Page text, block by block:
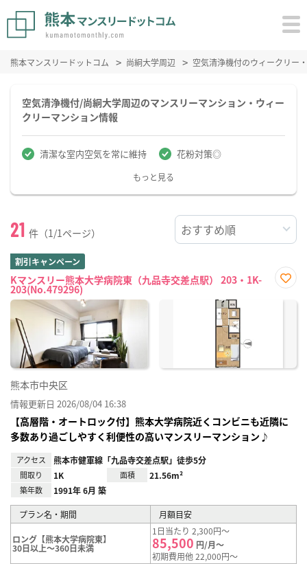
熊本マンスリードットコム 尚絅大学周辺 空気清浄機付のウィークリー
空気清浄機付/尚絅大学周辺のマンスリーマンション・ウィー
クリーマンション情報
清潔な室内空気を常に維持 花粉対策◎
もっと見る
21 件（1/1ページ）
割引キャンペーン
Kマンスリー熊本大学病院東（九品寺交差点駅） 203・1K-
203(No.479296)
に入
熊本市中央区
情報更新日 2026/08/04 16:38
【高層階・オートロック付】熊本大学病院近くコンビニも近隣に
多数あり過ごしやすく利便性の高いマンスリーマンション♪
アクセス 熊本市健軍線「九品寺交差点駅」徒歩5分
間取り 1K 面積 21.56m²
築年数 1991年 6月 築
プラン名・期間 月額目安
ロング【熊本大学病院東】
30日以上～360日未満
1日当たり 2,300円～
85,500 円/月～
初期費用他 22,000円～